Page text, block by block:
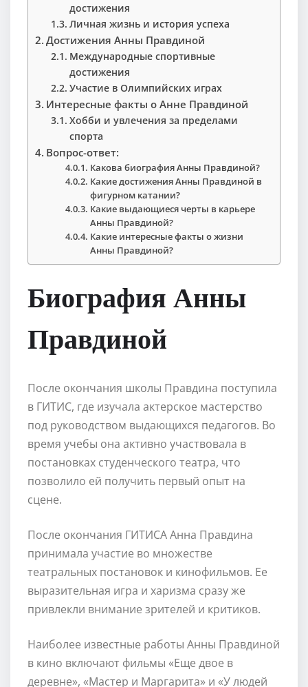
достижения
Личная жизнь и история успеха
Достижения Анны Правдиной
Международные спортивные
достижения
Участие в Олимпийских играх
Интересные факты о Анне Правдиной
Хобби и увлечения за пределами
спорта
Вопрос-ответ:
Какова биография Анны Правдиной?
Какие достижения Анны Правдиной в
фигурном катании?
Какие выдающиеся черты в карьере
Анны Правдиной?
Какие интересные факты о жизни
Анны Правдиной?
Биография Анны
Правдиной
После окончания школы Правдина поступила
в ГИТИС, где изучала актерское мастерство
под руководством выдающихся педагогов. Во
время учебы она активно участвовала в
постановках студенческого театра, что
позволило ей получить первый опыт на
сцене.
После окончания ГИТИСА Анна Правдина
принимала участие во множестве
театральных постановок и кинофильмов. Ее
выразительная игра и харизма сразу же
привлекли внимание зрителей и критиков.
Наиболее известные работы Анны Правдиной
в кино включают фильмы «Еще двое в
деревне», «Мастер и Маргарита» и «У людей